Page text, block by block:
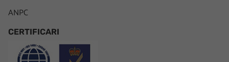
ANPC
CERTIFICARI